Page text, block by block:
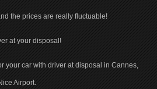
the prices are really fluctuable!
at your disposal!
your car with driver at disposal in Cannes,
Airport.